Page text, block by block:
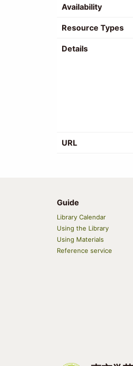
Availability
Resource Types
Details
URL
Main
navigation
Guide
Library Calendar
Using the Library
Using Materials
Reference service